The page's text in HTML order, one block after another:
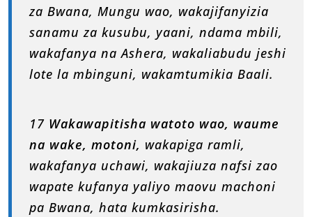
za Bwana, Mungu wao, wakajifanyizia
sanamu za kusubu, yaani, ndama mbili,
wakafanya na Ashera, wakaliabudu jeshi
lote la mbinguni, wakamtumikia Baali.
17 Wakawapitisha watoto wao, waume
na wake, motoni, wakapiga ramli,
wakafanya uchawi, wakajiuza nafsi zao
wapate kufanya yaliyo maovu machoni
pa Bwana, hata kumkasirisha.